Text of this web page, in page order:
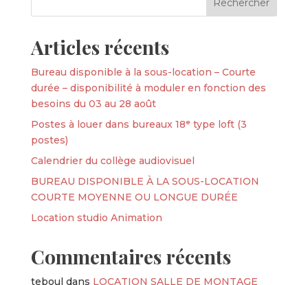
Articles récents
Bureau disponible à la sous-location – Courte
durée – disponibilité à moduler en fonction des
besoins du 03 au 28 août
Postes à louer dans bureaux 18ᵉ type loft (3
postes)
Calendrier du collège audiovisuel
BUREAU DISPONIBLE À LA SOUS-LOCATION
COURTE MOYENNE OU LONGUE DURÉE
Location studio Animation
Commentaires récents
teboul dans LOCATION SALLE DE MONTAGE